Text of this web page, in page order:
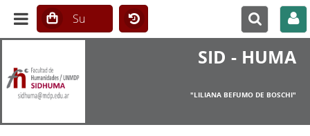
SID - HUMA
"LILIANA BEFUMO DE BOSCHI"